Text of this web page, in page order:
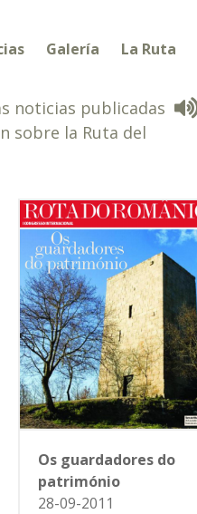
Galería La Ruta
noticias publicadas
sobre la Ruta del
Os guardadores do
património
28-09-2011